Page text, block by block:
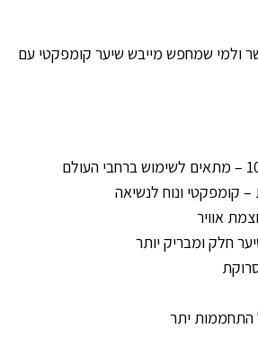
ולמי שמחפש מייבש שיער קומפקטי עם
קומפקטי ונוח לנשיאה
חלק ומבריק יותר
התחממות יתר